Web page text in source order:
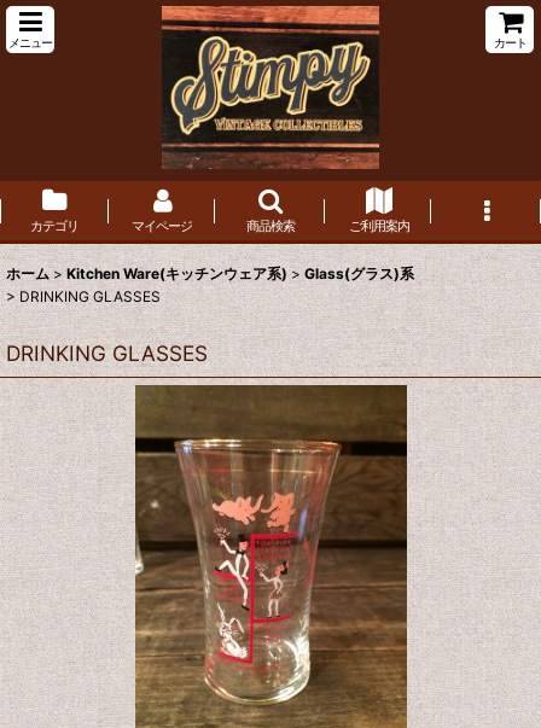
メニュー カート
カテゴリ マイページ 商品検索 ご利用案内
ホーム > Kitchen Ware(キッチンウェア系) > Glass(グラス)系
> DRINKING GLASSES
DRINKING GLASSES